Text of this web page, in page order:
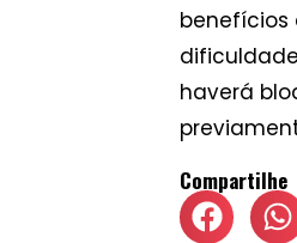
benefícios
haverá
Compartilhe